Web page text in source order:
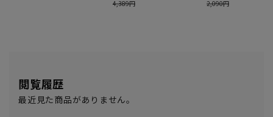
閲覧履歴
最近見た商品がありません。